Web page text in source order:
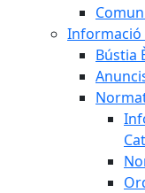
Informació
Bústia